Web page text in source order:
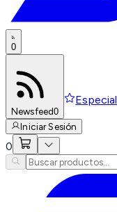
0
Newsfeed0
Iniciar Sesión
0